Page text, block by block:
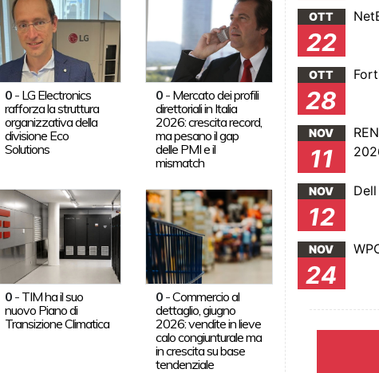
0- LG Electronics
rafforza la struttura
organizzativa della
divisione Eco
Solutions
0 - Mercato dei profili
direttoriali in Italia
2026: crescita record,
ma pesano il gap
delle PMI e il
mismatch
0- TIM ha il suo
nuovo Piano di
Transizione Climatica
0 -Commercio al
dettaglio, giugno
2026: vendite in lieve
calo congiunturale ma
in crescita su base
tendenziale
OTT
22
OTT
28
NOV
11
NOV
12
NOV
24